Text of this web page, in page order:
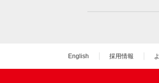
English 採用情報